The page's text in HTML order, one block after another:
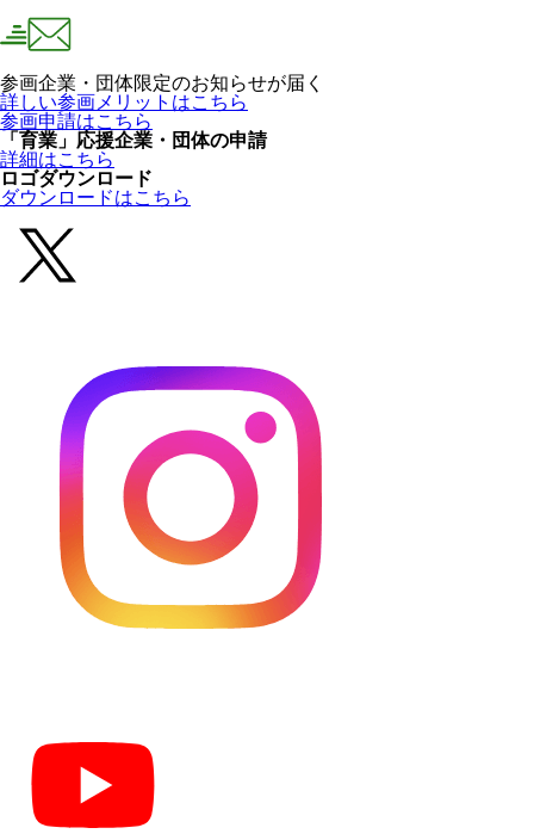
参画企業・団体限定のお知らせが届く
詳しい参画メリットはこちら
参画申請はこちら
「育業」応援企業・団体の申請
詳細はこちら
ロゴダウンロード
ダウンロードはこちら